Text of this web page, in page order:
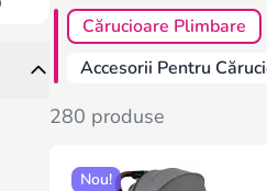
Cărucioare Plimbare
Accesorii Pentru
280 produse
Nou!